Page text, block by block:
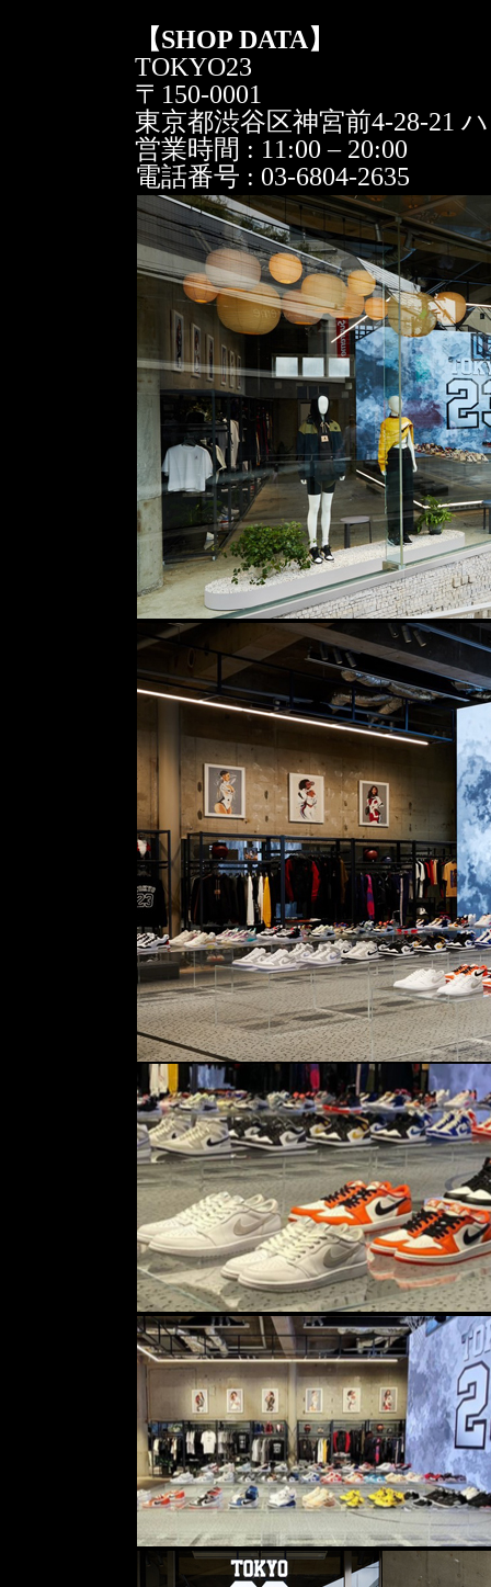
【SHOP DATA】
TOKYO23
〒150-0001
東京都渋⾕区神宮前4-28-21
営業時間 : 11:00 – 20:00
電話番号 : 03-6804-2635